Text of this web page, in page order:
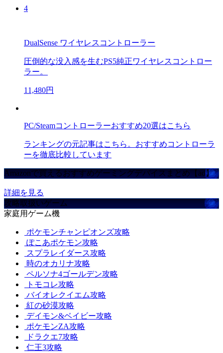
4
DualSense ワイヤレスコントローラー
圧倒的な没入感を生むPS5純正ワイヤレスコントロー
ラー。
11,480円
PC/Steamコントローラーおすすめ20選はこちら
ランキングの元記事はこちら。おすすめコントローラ
ーを徹底比較しています
Amazonで買えるおすすめゲーミングデバイスまとめ【ad】
詳細を見る
攻略取扱いゲーム
家庭用ゲーム機
ポケモンチャンピオンズ攻略
ぽこあポケモン攻略
スプラレイダース攻略
時のオカリナ攻略
ペルソナ4ゴールデン攻略
トモコレ攻略
バイオレクイエム攻略
紅の砂漠攻略
デイモン&ベイビー攻略
ポケモンZA攻略
ドラクエ7攻略
仁王3攻略